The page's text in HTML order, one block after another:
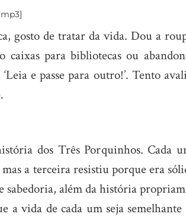
gosto de tratar da vida. Dou a
caixas para bibliotecas ou
‘Leia e passe para outro!’. Tento
dos Três Porquinhos. Cada
a terceira resistiu porque era
sabedoria, além da história
a vida de cada um seja